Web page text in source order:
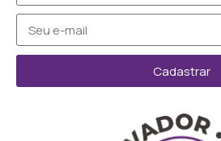
Cadastrar